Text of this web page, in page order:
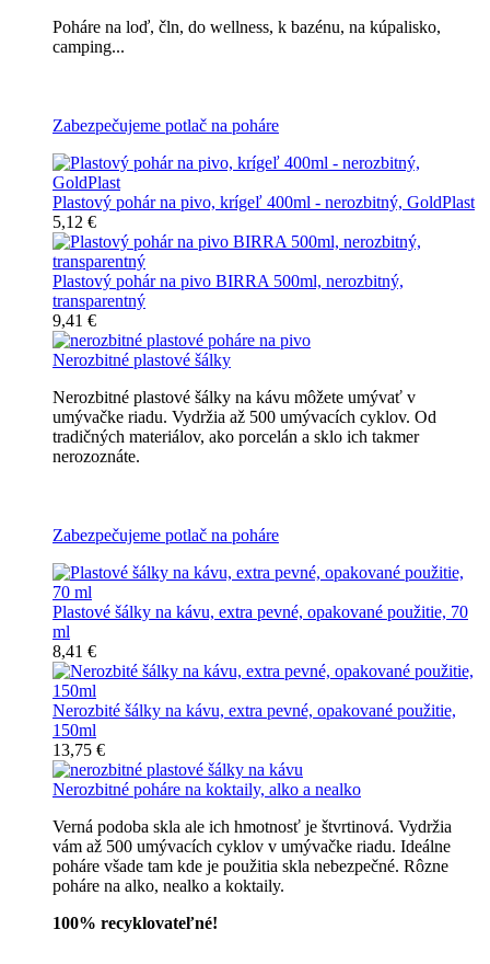
Poháre na loď, čln, do wellness, k bazénu, na kúpalisko,
camping...
Zabezpečujeme potlač na poháre
Plastový pohár na pivo, krígeľ 400ml - nerozbitný, GoldPlast
5,12 €
Plastový pohár na pivo BIRRA 500ml, nerozbitný,
transparentný
9,41 €
Nerozbitné plastové šálky
Nerozbitné plastové šálky na kávu môžete umývať v
umývačke riadu. Vydržia až 500 umývacích cyklov. Od
tradičných materiálov, ako porcelán a sklo ich takmer
nerozoznáte.
Zabezpečujeme potlač na poháre
Plastové šálky na kávu, extra pevné, opakované použitie, 70
ml
8,41 €
Nerozbité šálky na kávu, extra pevné, opakované použitie,
150ml
13,75 €
Nerozbitné poháre na koktaily, alko a nealko
Verná podoba skla ale ich hmotnosť je štvrtinová. Vydržia
vám až 500 umývacích cyklov v umývačke riadu. Ideálne
poháre všade tam kde je použitia skla nebezpečné. Rôzne
poháre na alko, nealko a koktaily.
100% recyklovateľné!